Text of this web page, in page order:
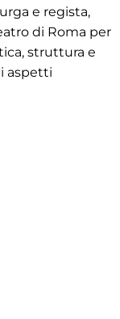
e regista,
di Roma per
struttura e
aspetti